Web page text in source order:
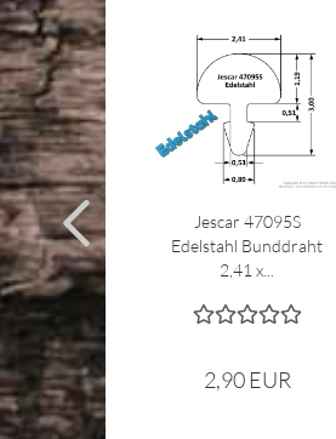
Jescar 47095S
Edelstahl Bunddraht
2,41 x...
2,90 EUR